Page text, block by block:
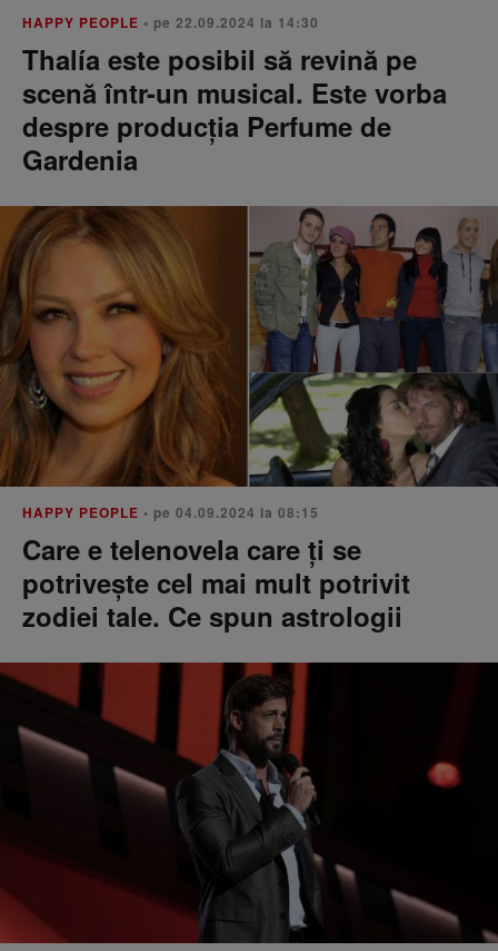
HAPPY PEOPLE • pe 22.09.2024 la 14:30
Thalía este posibil să revină pe
scenă într-un musical. Este vorba
despre producția Perfume de
Gardenia
HAPPY PEOPLE • pe 04.09.2024 la 08:15
Care e telenovela care ți se
potrivește cel mai mult potrivit
zodiei tale. Ce spun astrologii